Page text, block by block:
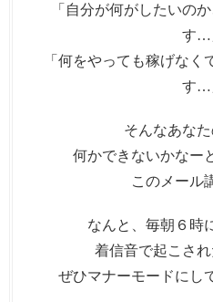
「自分が何がしたいの
す…
「何をやっても稼げな
す…
そんなあなた
何かできないかなー
このメール
なんと、毎朝６時
着信音で起こされ
ぜひマナーモードにし